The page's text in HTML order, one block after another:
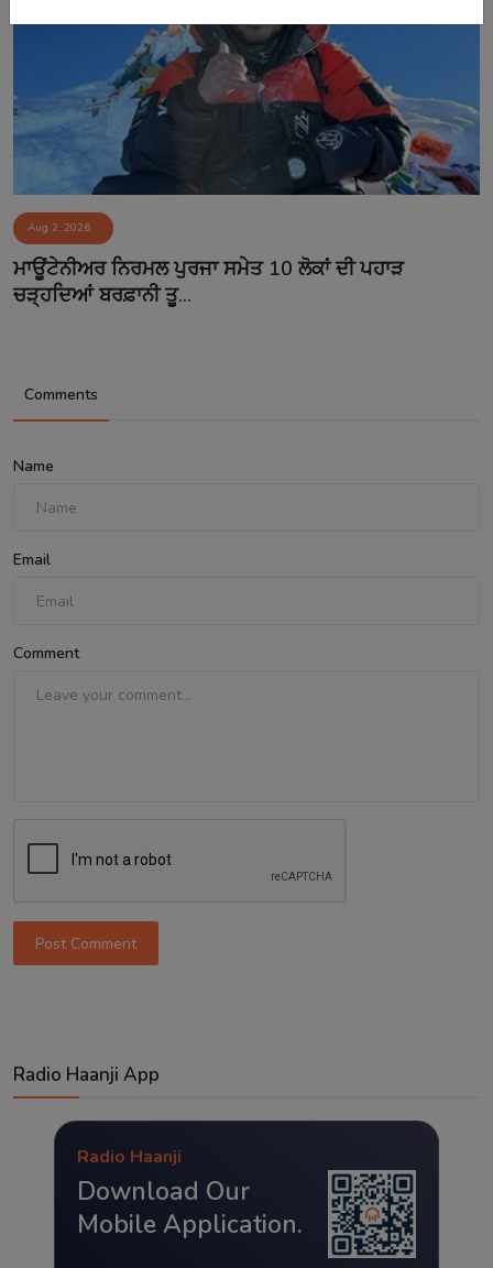
Aug 2, 2026
ਮਾਊਂਟੇਨੀਅਰ ਨਿਰਮਲ ਪੁਰਜਾ ਸਮੇਤ 10 ਲੋਕਾਂ ਦੀ ਪਹਾੜ
ਚੜ੍ਹਦਿਆਂ ਬਰਫ਼ਾਨੀ ਤੂ...
Comments
Name
Email
Comment
Post Comment
Radio Haanji App
Radio Haanji
Download Our
Mobile Application.